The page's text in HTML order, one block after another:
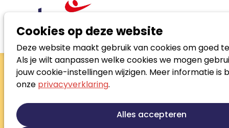
Cookies op deze website
Deze website maakt gebruik van cookies om goed
Als je wilt aanpassen welke cookies we mogen
jouw cookie-instellingen wijzigen. Meer informatie is
onze privacyverklaring.
Alles accepteren
Zoek loopbaanspecialist
Ita de Hes
In het niet weten ligt de kennis.
Loopbaanontwikkeling
Talentontwikkeling
Persoonlijke ontwikkeling
Jobcoaching